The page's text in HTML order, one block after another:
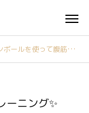
を使って腹筋トレーニング✨
ーニング✨